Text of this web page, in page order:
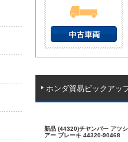
ホンダ貿易ピックアッ
新品 (44320)チヤンバー アツ
アー ブレーキ 44320-90468